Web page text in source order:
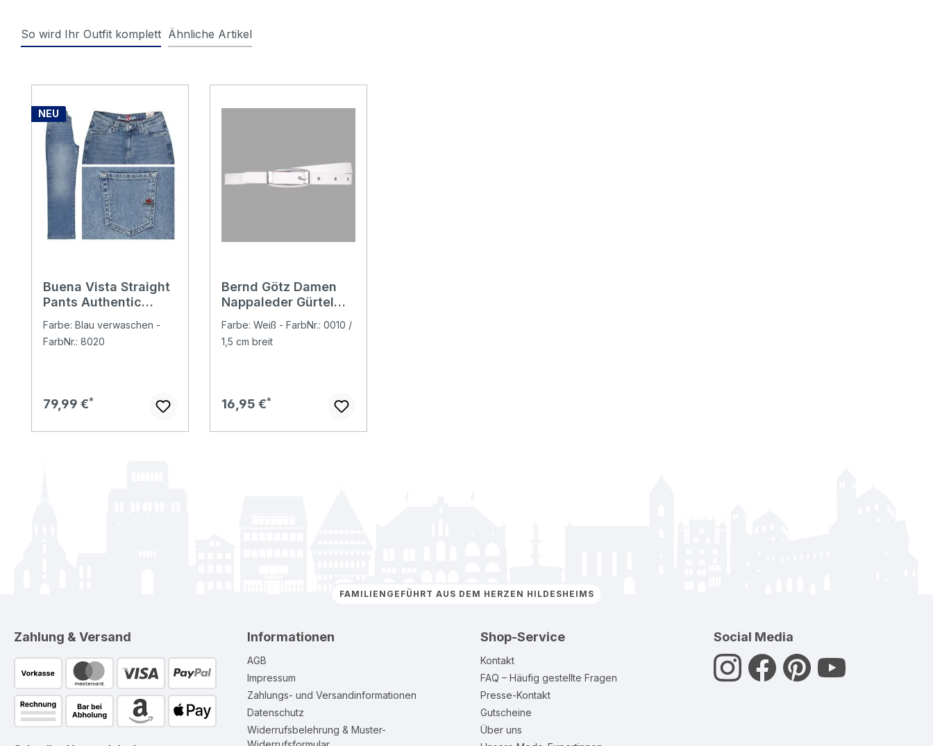
So wird Ihr Outfit komplett Ähnliche Artikel
NEU
Buena Vista Straight
Pants Authentic
denim
Farbe: Blau verwaschen -
FarbNr.: 8020
Regulärer Preis:
79,99 €
Bernd Götz Damen
Nappaleder Gürtel
Farbe: Weiß - FarbNr.: 0010 /
1,5 cm breit
Regulärer Preis:
16,95 €
FAMILIENGEFÜHRT AUS DEM HERZEN HILDESHEIMS
Zahlung & Versand Informationen
AGB
Impressum
Zahlungs- und Versandinformationen
Datenschutz
Widerrufsbelehrung & Muster-
Shop-Service
Kontakt
FAQ – Häufig gestellte Fragen
Presse-Kontakt
Gutscheine
Über uns
Social Media